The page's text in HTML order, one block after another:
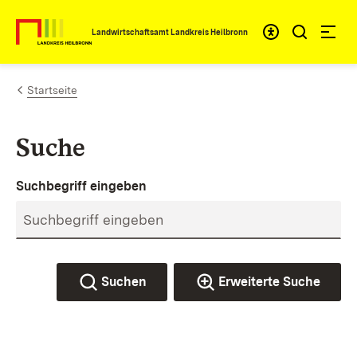
Zum Inhalt springen
Landwirtschaftsamt Landkreis Heilbronn
Startseite
Suche
Suchbegriff eingeben
Suchen Erweiterte Suche